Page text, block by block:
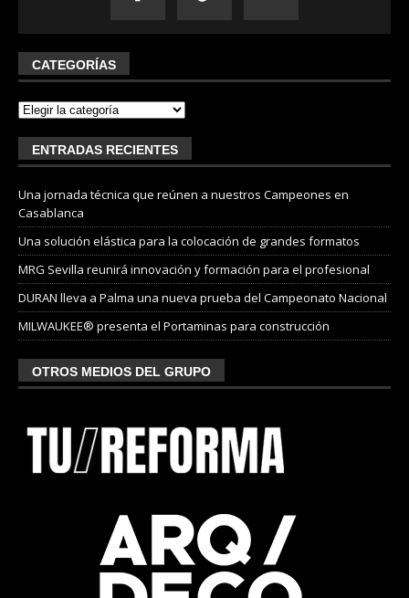
CATEGORÍAS
ENTRADAS RECIENTES
Una jornada técnica que reúnen a nuestros Campeones en
Casablanca
Una solución elástica para la colocación de grandes formatos
MRG Sevilla reunirá innovación y formación para el profesional
DURAN lleva a Palma una nueva prueba del Campeonato Nacional
MILWAUKEE® presenta el Portaminas para construcción
OTROS MEDIOS DEL GRUPO